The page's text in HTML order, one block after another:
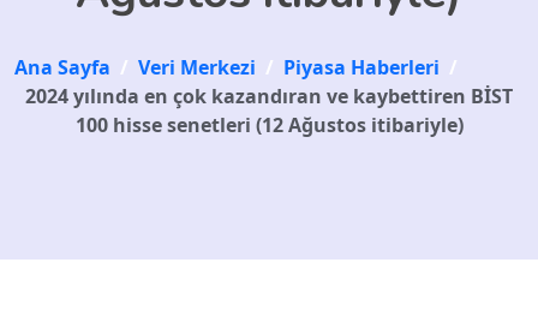
Ana Sayfa / Veri Merkezi / Piyasa Haberleri /
2024 yılında en çok kazandıran ve kaybettiren BİST
100 hisse senetleri (12 Ağustos itibariyle)